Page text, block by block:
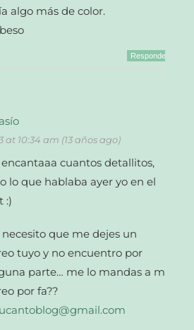
algo más de color.
Responder
at 10:34 am (13 años ago)
cuantos detallitos,
lo que hablaba ayer yo en el
:)
necesito que me dejes un
tuyo y no encuentro por
parte… me lo mandas a mi
por fa??